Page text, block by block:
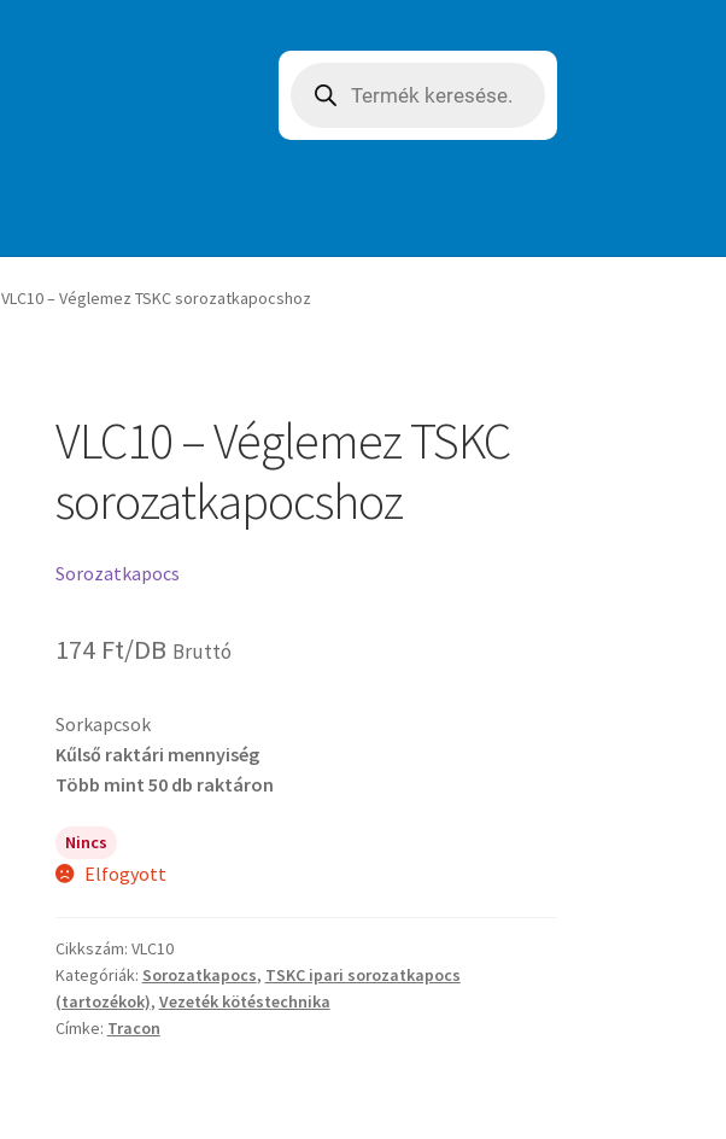
search
VLC10 – Véglemez TSKC sorozatkapocshoz
VLC10 – Véglemez TSKC
sorozatkapocshoz
Sorozatkapocs
174 Ft/DB Bruttó
Sorkapcsok
Kűlső raktári mennyiség
Több mint 50 db raktáron
Nincs
Elfogyott
Cikkszám: VLC10
Kategóriák: Sorozatkapocs, TSKC ipari sorozatkapocs
(tartozékok), Vezeték kötéstechnika
Címke: Tracon